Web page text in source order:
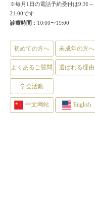
※毎月1日の電話予約受付は9:30～
21:00です
診療時間 ：10:00〜19:00
初めての方へ 未成年の方へ
よくあるご質問 選ばれる理由
学会活動
中文网站 English